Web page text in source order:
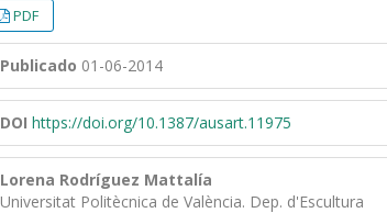
PDF
Publicado 01-06-2014
DOI https://doi.org/10.1387/ausart.11975
Lorena Rodríguez Mattalía
Universitat Politècnica de València. Dep. d'Escultura